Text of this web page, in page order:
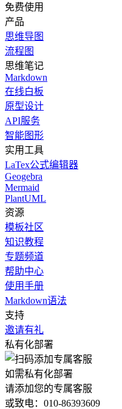
免费使用
产品
思维导图
流程图
思维笔记
Markdown
在线白板
原型设计
API服务
智能图形
实用工具
LaTex公式编辑器
Geogebra
Mermaid
PlantUML
资源
模板社区
知识教程
专题频道
帮助中心
使用手册
Markdown语法
支持
邀请有礼
私有化部署
如需私有化部署
请添加您的专属客服
或致电：010-86393609